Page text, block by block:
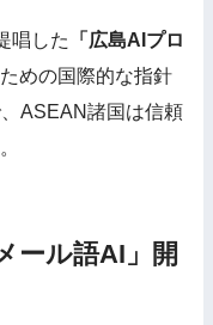
唱した
「広島AIプロ
めの国際的な指針
ASEAN諸国は信頼
ール語AI」開